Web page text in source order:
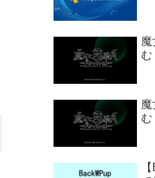
魔
む
魔
む